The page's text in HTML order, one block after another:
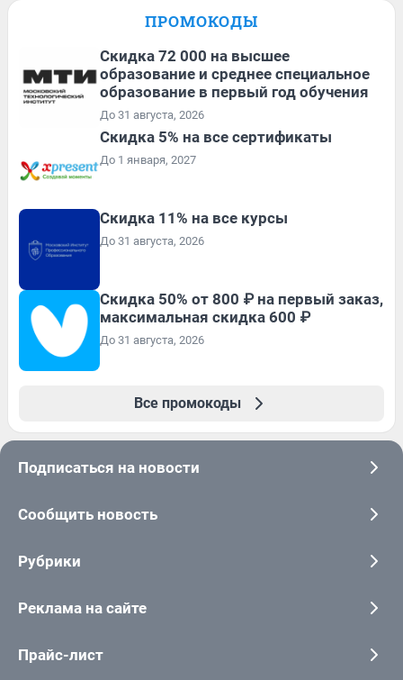
ПРОМОКОДЫ
Скидка 72 000 на высшее
образование и среднее специальное
образование в первый год обучения
До 31 августа, 2026
Скидка 5% на все сертификаты
До 1 января, 2027
Скидка 11% на все курсы
До 31 августа, 2026
Скидка 50% от 800 ₽ на первый заказ,
максимальная скидка 600 ₽
До 31 августа, 2026
Все промокоды
Подписаться на новости
Сообщить новость
Рубрики
Реклама на сайте
Прайс-лист